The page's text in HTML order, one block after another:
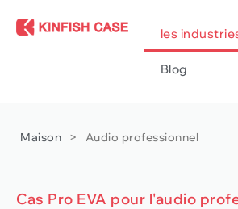
les
Blog
Maison > Audio professionnel
Cas Pro EVA pour l'audio